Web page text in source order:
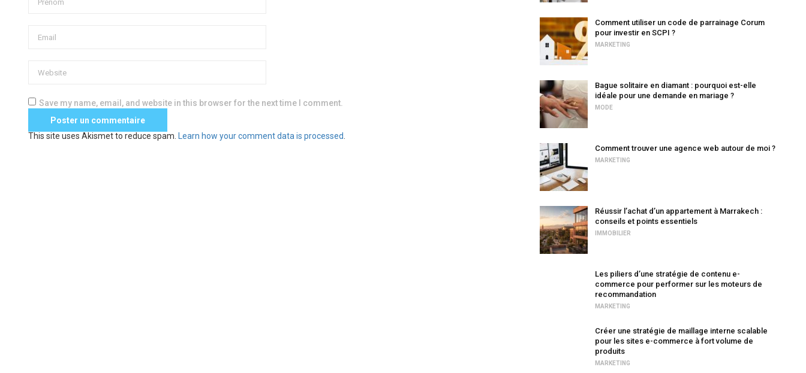
Save my name, email, and website in this browser for the next time I comment.
This site uses Akismet to reduce spam. Learn how your comment data is processed
Comment utiliser un code de parrainage Corum
pour investir en SCPI ?
MARKETING
Bague solitaire en diamant : pourquoi est-elle
idéale pour une demande en mariage ?
MODE
Comment trouver une agence web autour de moi ?
MARKETING
Réussir l’achat d’un appartement à Marrakech :
conseils et points essentiels
IMMOBILIER
Les piliers d’une stratégie de contenu e-
commerce pour performer sur les moteurs de
recommandation
MARKETING
Créer une stratégie de maillage interne scalable
pour les sites e-commerce à fort volume de
produits
MARKETING